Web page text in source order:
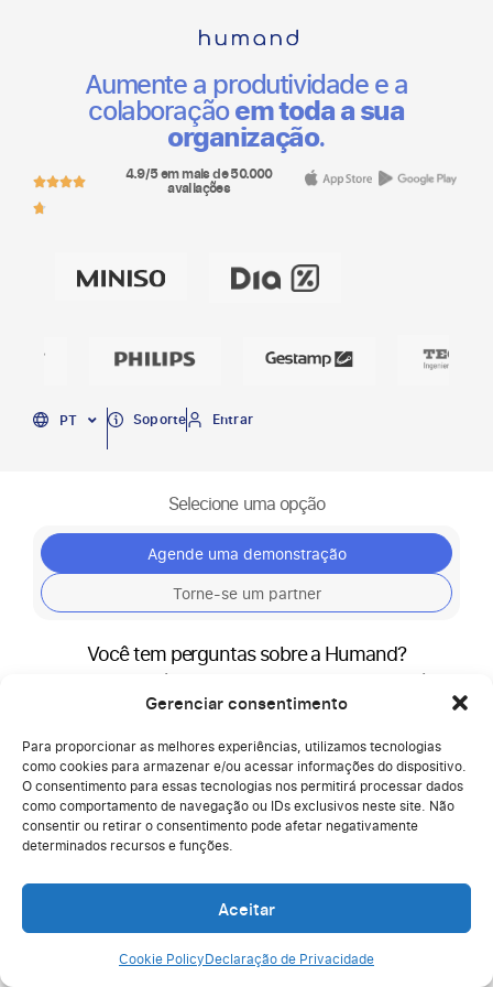
Gerenciar consentimento
Para proporcionar as melhores experiências, utilizamos tecnologias
como cookies para armazenar e/ou acessar informações do dispositivo.
O consentimento para essas tecnologias nos permitirá processar dados
como comportamento de navegação ou IDs exclusivos neste site. Não
consentir ou retirar o consentimento pode afetar negativamente
determinados recursos e funções.
Aceitar
Cookie PolicyDeclaração de Privacidade
Aumente a produtividade e a
colaboraçãoem toda a sua
organização.
4.9/5 em mais de 50.000
avaliações
PT
ES
Soporte Entrar
Selecione uma opção
Agende uma demonstração
Torne-se um partner
Você tem perguntas sobre a Humand?
Preencha o formulário e um de nossos especialistas entrará em
contato com você em breve.